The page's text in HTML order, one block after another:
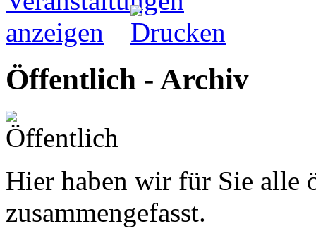
Öffentlich - Archiv
Hier haben wir für Sie alle
zusammengefasst.